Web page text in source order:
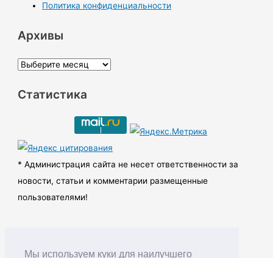
Мы используем куки для наилучшего
Политика конфиденциальности
Архивы
А
х
ы
Статистика
* Администрация сайта не несет ответственности за
новости, статьи и комментарии размещенные
пользователями!